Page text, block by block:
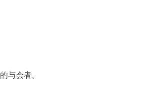
的与会者。